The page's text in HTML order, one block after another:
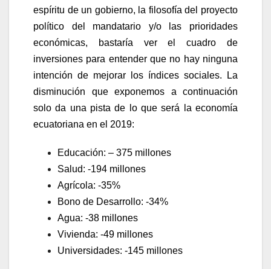
espíritu de un gobierno, la filosofía del proyecto
político del mandatario y/o las prioridades
económicas, bastaría ver el cuadro de
inversiones para entender que no hay ninguna
intención de mejorar los índices sociales. La
disminución que exponemos a continuación
solo da una pista de lo que será la economía
ecuatoriana en el 2019:
Educación: – 375 millones
Salud: -194 millones
Agrícola: -35%
Bono de Desarrollo: -34%
Agua: -38 millones
Vivienda: -49 millones
Universidades: -145 millones